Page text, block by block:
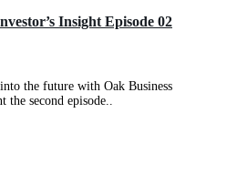
Insight Episode 02
the future with Oak Business
second episode..